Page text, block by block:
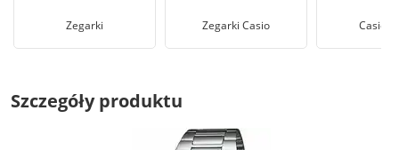
Zegarki Zegarki Casio Casio
Szczegóły produktu